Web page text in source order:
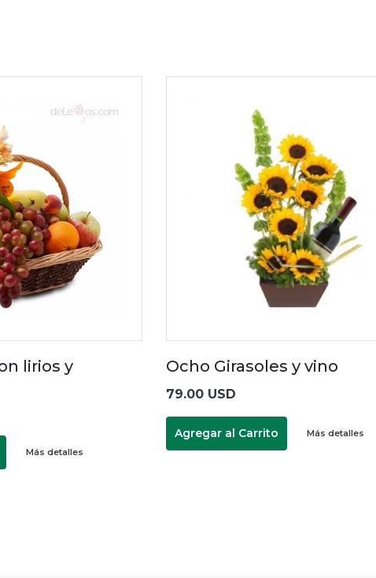
lirios y
Más detalles
Ocho Girasoles y vino
79.00 USD
Agregar al Carrito Más detalles